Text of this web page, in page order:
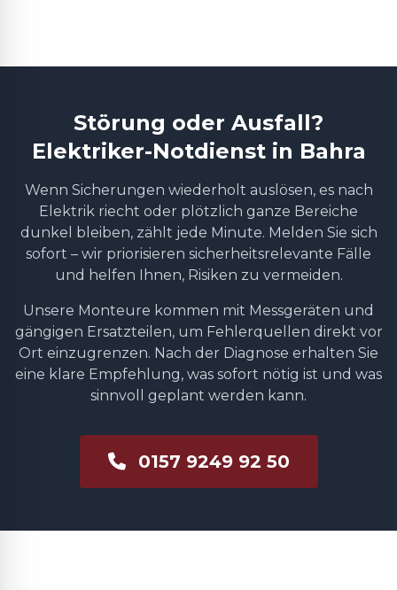
Störung oder Ausfall?
Elektriker-Notdienst in Bahra
Wenn Sicherungen wiederholt auslösen, es nach
Elektrik riecht oder plötzlich ganze Bereiche
dunkel bleiben, zählt jede Minute. Melden Sie sich
sofort – wir priorisieren sicherheitsrelevante Fälle
und helfen Ihnen, Risiken zu vermeiden.
Unsere Monteure kommen mit Messgeräten und
gängigen Ersatzteilen, um Fehlerquellen direkt vor
Ort einzugrenzen. Nach der Diagnose erhalten Sie
eine klare Empfehlung, was sofort nötig ist und was
sinnvoll geplant werden kann.
0157 9249 92 50